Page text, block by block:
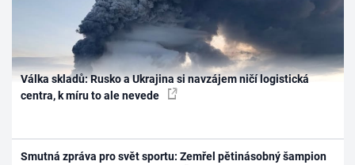
Válka skladů: Rusko a Ukrajina si navzájem ničí logistická
centra, k míru to ale nevede
Smutná zpráva pro svět sportu: Zemřel pětinásobný šampion